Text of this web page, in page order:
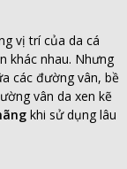
vị trí của da cá
khác nhau. Nhưng
các đường vân, bề
vân da xen kẽ
khi sử dụng lâu